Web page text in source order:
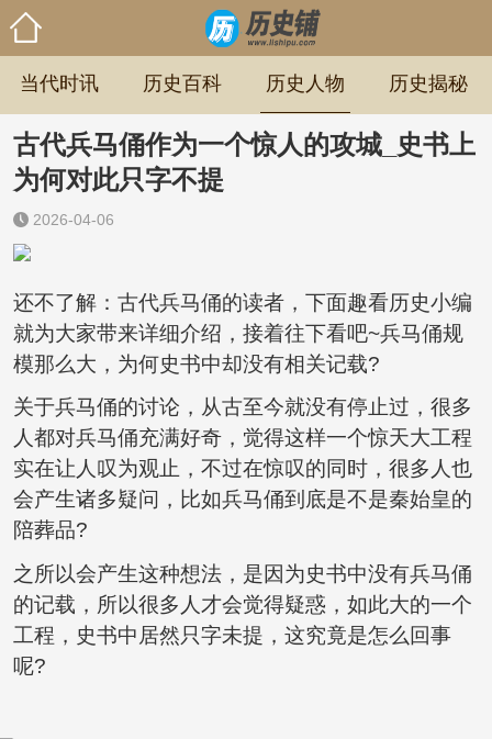
当代时讯 历史百科 历史人物 历史揭秘
古代兵马俑作为一个惊人的攻城_史书上
为何对此只字不提
2026-04-06
还不了解：古代兵马俑的读者，下面趣看历史小编
就为大家带来详细介绍，接着往下看吧~兵马俑规
模那么大，为何史书中却没有相关记载?
关于兵马俑的讨论，从古至今就没有停止过，很多
人都对兵马俑充满好奇，觉得这样一个惊天大工程
实在让人叹为观止，不过在惊叹的同时，很多人也
会产生诸多疑问，比如兵马俑到底是不是秦始皇的
陪葬品?
之所以会产生这种想法，是因为史书中没有兵马俑
的记载，所以很多人才会觉得疑惑，如此大的一个
工程，史书中居然只字未提，这究竟是怎么回事
呢?